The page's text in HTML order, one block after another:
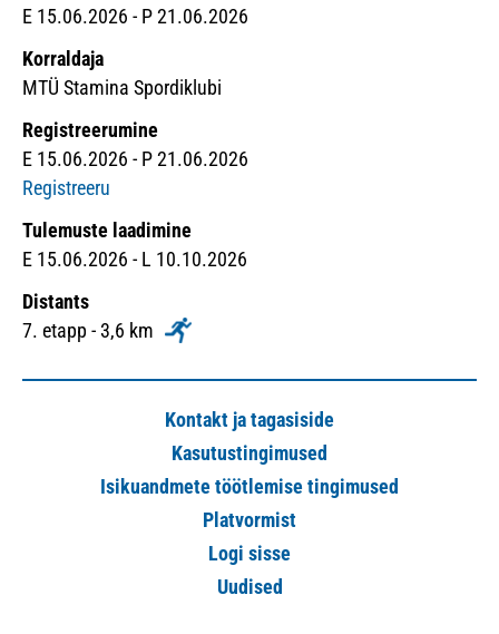
E 15.06.2026 - P 21.06.2026
Korraldaja
MTÜ Stamina Spordiklubi
Registreerumine
E 15.06.2026 - P 21.06.2026
Registreeru
Tulemuste laadimine
E 15.06.2026 - L 10.10.2026
Distants
7. etapp - 3,6 km
Kontakt ja tagasiside
Kasutustingimused
Isikuandmete töötlemise tingimused
Platvormist
Logi sisse
Uudised